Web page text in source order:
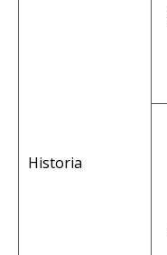
Historia